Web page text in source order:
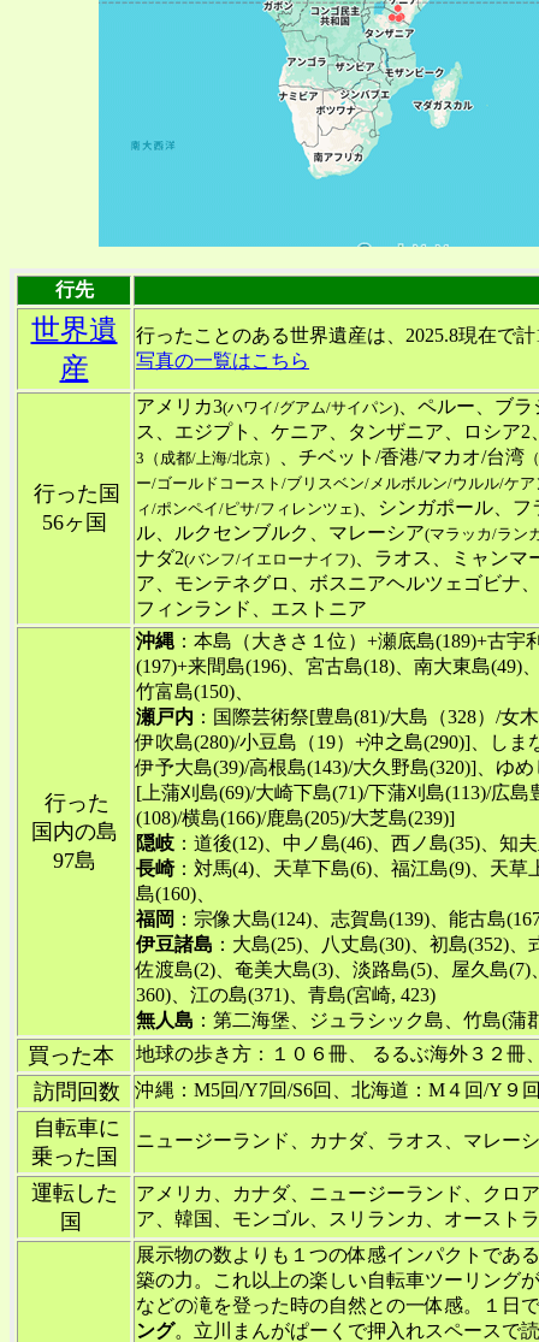
行先
世界遺
産
行ったことのある世界遺産は、2025.8現在で計
写真の一覧はこちら
行った国
56ヶ国
アメリカ3(ハワイ/グアム/サイパン)
、ペルー、ブ
ス、エジプト、ケニア、タンザニア、ロシア
3（成都/上海/北京） 、チベット/香港/マカオ/台湾
ー/ゴールドコースト/ブリスベン/メルボルン/ウルル/ケア
ィ/ポンペイ/ピサ/フィレンツェ)
、シンガポール、
ル、ルクセンブルク、マレーシア(マラッカ/ラン
ナダ2(バンフ/イエローナイフ)
、ラオス、ミャン
ア、モンテネグロ、ボスニアヘルツェゴビナ
フィンランド、エストニア
行った
国内の島
97島
沖縄 ：本島（大きさ１位）+瀬底島(189)+古宇
(197)+来間島(196)、宮古島(18)、南大東島(49)
竹富島(150)、
瀬戸内 ：国際芸術祭[豊島(81)/大島（328）/女
伊吹島(280)/小豆島（19）+沖之島(290)]、し
伊予大島(39)/高根島(143)/大久野島(320)]、ゆ
[上蒲刈島(69)/大崎下島(71)/下蒲刈島(113)/広
(108)/横島(166)/鹿島(205)/大芝島(239)]
隠岐 ：道後(12)、中ノ島(46)、西ノ島(35)、知
長崎：対馬(4)、天草下島(6)、福江島(9)、天草
島(160)、
福岡 ：宗像大島(124)、志賀島(139)、能古島
伊豆諸島 ：大島(25)、八丈島(30)、初島(352)
佐渡島(2)、奄美大島(3)、淡路島(5)、屋久島
360)、江の島(371)、青島(宮崎, 423)
無人島 ：第二海堡、ジュラシック島、竹島(蒲
買った本 地球の歩き方：１０６冊、 るるぶ海外３２冊
訪問回数 沖縄：M5回/Y7回/S6回、北海道：M４回/Y９
自転車に
乗った国
ニュージーランド、カナダ、ラオス、マレー
運転した
国
アメリカ、カナダ、ニュージーランド、クロ
ア、韓国、モンゴル、スリランカ、オースト
展示物の数よりも１つの体感インパクトであ
築の力。これ以上の楽しい自転車ツーリング
などの滝を登った時の自然との一体感。１日で
ング。立川まんがぱーくで押入れスペースで